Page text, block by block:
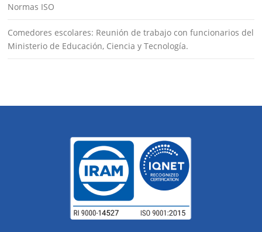
Normas ISO
Comedores escolares: Reunión de trabajo con funcionarios del
Ministerio de Educación, Ciencia y Tecnología.